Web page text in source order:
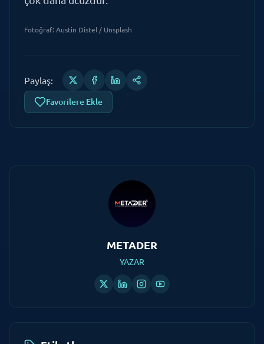
Fotoğraf: Austin Distel / Unsplash
Paylaş:
Favorilere Ekle
METADER